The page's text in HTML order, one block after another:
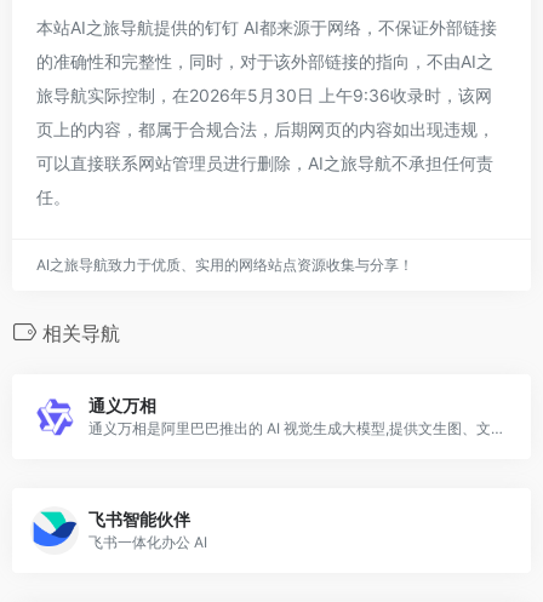
本站AI之旅导航提供的钉钉 AI都来源于网络，不保证外部链接
的准确性和完整性，同时，对于该外部链接的指向，不由AI之
旅导航实际控制，在2026年5月30日 上午9:36收录时，该网
页上的内容，都属于合规合法，后期网页的内容如出现违规，
可以直接联系网站管理员进行删除，AI之旅导航不承担任何责
任。
AI之旅导航致力于优质、实用的网络站点资源收集与分享！
相关导航
通义万相
通义万相是阿里巴巴推出的 AI 视觉生成大模型,提供文生图、文生视频、图生视频等能力,其视频生成模型 Wan 已开源,在国内外创作社区被广泛使用与二次开发。
飞书智能伙伴
飞书一体化办公 AI